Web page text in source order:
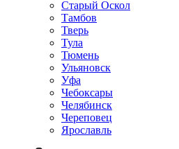
Старый Оскол
Тамбов
Тверь
Тула
Тюмень
Ульяновск
Уфа
Чебоксары
Челябинск
Череповец
Ярославль